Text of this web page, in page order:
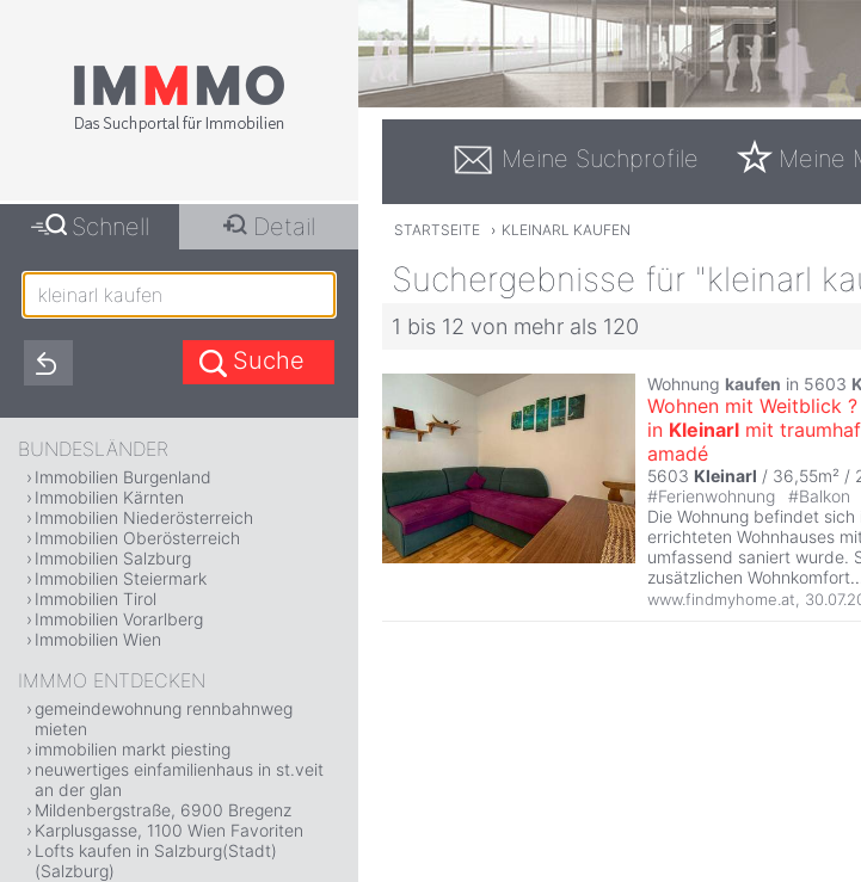
Meine Suchprofile Meine
STARTSEITE › KLEINARL KAUFEN
Suchergebnisse für "kleinarl
1 bis 12 von mehr als 120
Wohnung kaufen in 5603
Wohnen mit Weitblick
in Kleinarl mit
amadé
5603 Kleinarl / 36,55m² /
#Ferienwohnung #Balkon
Die Wohnung befindet
errichteten Wohnhauses
umfassend saniert wurde.
zusätzlichen Wohnkomfort...
www.findmyhome.at
Schnell Detail
BUNDESLÄNDER
Immobilien Burgenland
Immobilien Kärnten
Immobilien Niederösterreich
Immobilien Oberösterreich
Immobilien Salzburg
Immobilien Steiermark
Immobilien Tirol
Immobilien Vorarlberg
Immobilien Wien
IMMMO ENTDECKEN
gemeindewohnung rennbahnweg
mieten
immobilien markt piesting
neuwertiges einfamilienhaus in st.veit
an der glan
Mildenbergstraße, 6900 Bregenz
Karplusgasse, 1100 Wien Favoriten
Lofts kaufen in Salzburg(Stadt)
(Salzburg)